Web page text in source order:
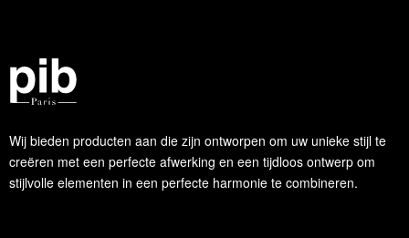
Wij bieden producten aan die zijn ontworpen om uw unieke stijl te
creëren met een perfecte afwerking en een tijdloos ontwerp om
stijlvolle elementen in een perfecte harmonie te combineren.